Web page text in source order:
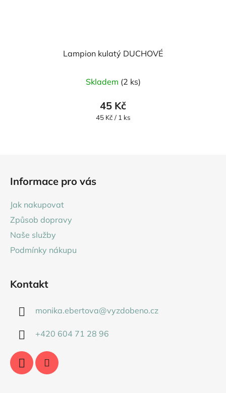
Lampion kulatý DUCHOVÉ
Skladem (2 ks)
45 Kč
Měrná
45 Kč / 1 ks
Informace pro vás
Jak nakupovat
Způsob dopravy
Naše služby
Podmínky nákupu
Kontakt
monika.ebertova@vyzdobeno.cz
+420 604 71 28 96